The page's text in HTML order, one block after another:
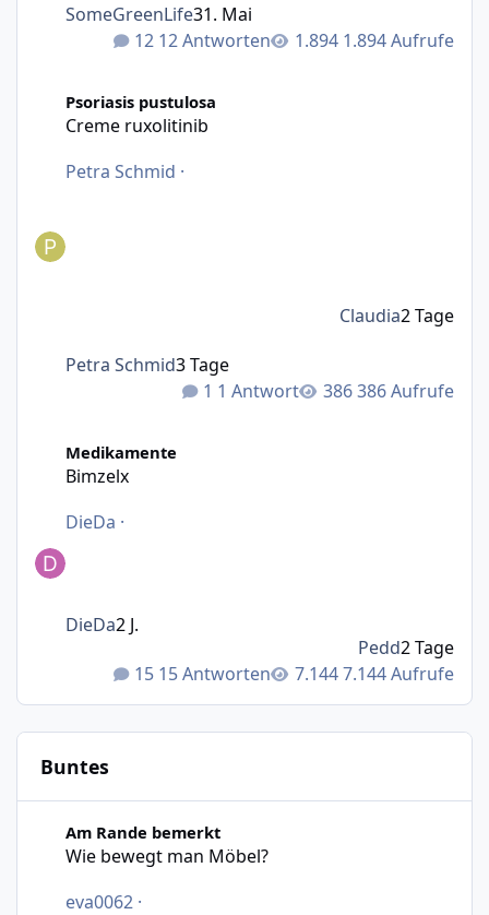
12 Antworten 1.894 Aufrufe
SomeGreenLife31. Mai
Psoriasis pustulosa
Creme ruxolitinib
Petra Schmid ·
1 Antwort 386 Aufrufe
Petra Schmid3 Tage
Claudia2 Tage
Medikamente
Bimzelx
DieDa ·
15 Antworten 7.144 Aufrufe
DieDa2 J.
Pedd2 Tage
Buntes
Am Rande bemerkt
Wie bewegt man Möbel?
eva0062 ·